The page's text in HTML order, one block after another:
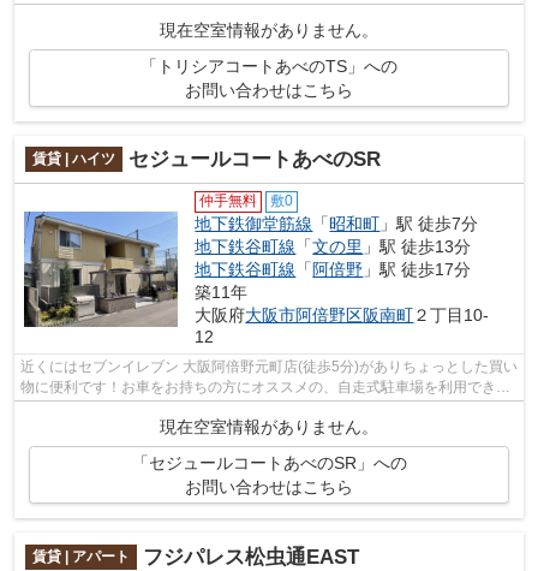
す◎気になるイチオシ物件情報：「トリシ...
現在空室情報がありません。
「トリシアコートあべのTS」への
お問い合わせはこちら
賃貸 | ハイツ セジュールコートあべのSR
仲手無料 敷0
地下鉄御堂筋線 「昭和町 」駅 徒歩7分
地下鉄谷町線 「文の里 」駅 徒歩13分
地下鉄谷町線 「 阿倍野 」駅 徒歩17分
築11年
大阪府大阪市阿倍野区阪南町２丁目10-
12
近くにはセブンイレブン 大阪阿倍野元町店(徒歩5分)がありちょっとした買い
物に便利です！お車をお持ちの方にオススメの、自走式駐車場を利用できる
現在空室情報がありません。
「セジュールコートあべのSR」への
お問い合わせはこちら
賃貸 | アパート フジパレス松虫通EAST